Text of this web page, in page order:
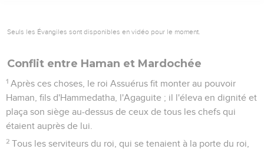
Seuls les Évangiles sont disponibles en vidéo pour le moment.
Conflit entre Haman et Mardochée
1 Après ces choses, le roi Assuérus fit monter au pouvoir
Haman, fils d'Hammedatha, l'Agaguite ; il l'éleva en dignité et
plaça son siège au-dessus de ceux de tous les chefs qui
étaient auprès de lui.
2 Tous les serviteurs du roi, qui se tenaient à la porte du roi,